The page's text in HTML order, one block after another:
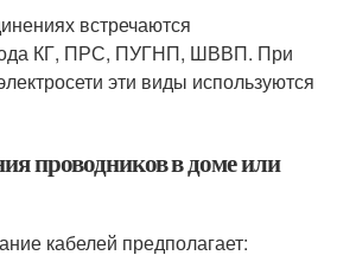
встречаются
КГ, ПРС, ПУГНП, ШВВП. При
эти виды используются
проводников в доме или
кабелей предполагает: